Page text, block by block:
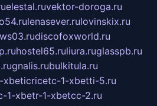
elestal.ruvektor-doroga.ru
lenasever.rulovinskix.ru
discofoxworld.ru
hostel65.ruliura.ruglasspb.ru
gnalis.rubulkitula.ru
xbeticricetc-1-xbetti-5.ru
1-xbetr-1-xbetcc-2.ru